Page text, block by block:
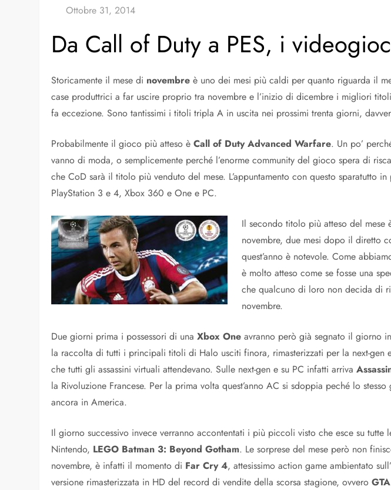
Da Call of Duty a PES, i
Storicamente il mese di novembre è uno dei mesi più caldi per quanto riguarda il
case produttrici a far uscire proprio tra novembre e l’inizio di dicembre i migliori
fa eccezione. Sono tantissimi i titoli tripla A in uscita nei prossimi trenta giorni,
Probabilmente il gioco più atteso èCall of Duty Advanced Warfare. Un po’
vanno di moda, o semplicemente perché l’enorme community del gioco spera di
che CoD sarà il titolo più venduto del mese. L’appuntamento con questo
PlayStation 3 e 4, Xbox 360 e One e PC.
Il secondo titolo più atteso del mese
novembre, due mesi dopo il diretto
quest’anno è notevole. Come
è molto atteso come se fosse una
che qualcuno di loro non decida di
novembre.
Due giorni prima i possessori di unaXbox One avranno però già segnato il giorno
la raccolta di tutti i principali titoli di Halo usciti finora, rimasterizzati per la next-
che tutti gli assassini virtuali attendevano. Sulle next-gen e su PC infatti arriva
la Rivoluzione Francese. Per la prima volta quest’anno AC si sdoppia peché lo
ancora in America.
Il giorno successivo invece verranno accontentati i più piccoli visto che esce su tutte
Nintendo, LEGO Batman 3: Beyond Gotham. Le sorprese del mese però non
novembre, è infatti il momento di Far Cry 4, attesissimo action game ambientato
versione rimasterizzata in HD del record di vendite della scorsa stagione, ovvero